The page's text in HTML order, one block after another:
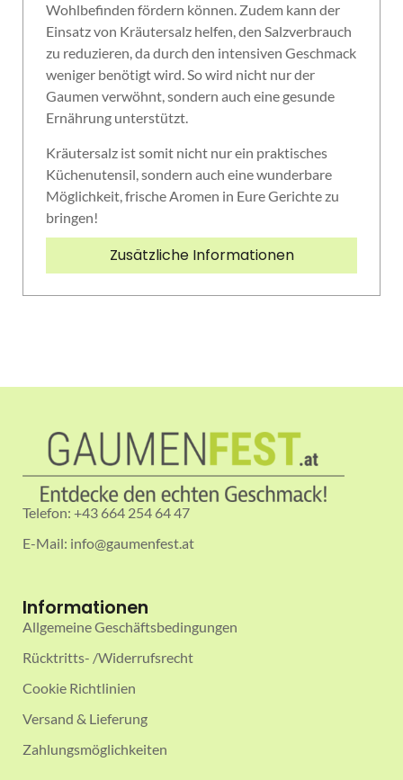
Zusätzliche Informationen
Wohlbefinden fördern können. Zudem kann der
Einsatz von Kräutersalz helfen, den Salzverbrauch
zu reduzieren, da durch den intensiven Geschmack
weniger benötigt wird. So wird nicht nur der
Gaumen verwöhnt, sondern auch eine gesunde
Ernährung unterstützt.
Kräutersalz ist somit nicht nur ein praktisches
Küchenutensil, sondern auch eine wunderbare
Möglichkeit, frische Aromen in Eure Gerichte zu
bringen!
Telefon: +43 664 254 64 47
E-Mail: info@gaumenfest.at
Informationen
Allgemeine Geschäftsbedingungen
Rücktritts- /Widerrufsrecht
Cookie Richtlinien
Versand & Lieferung
Zahlungsmöglichkeiten